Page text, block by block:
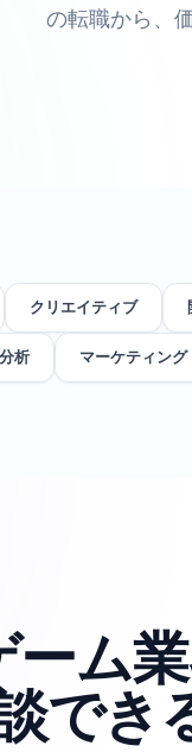
の転職から、
クリエイティブ
析 マーケティング
ーム
でき